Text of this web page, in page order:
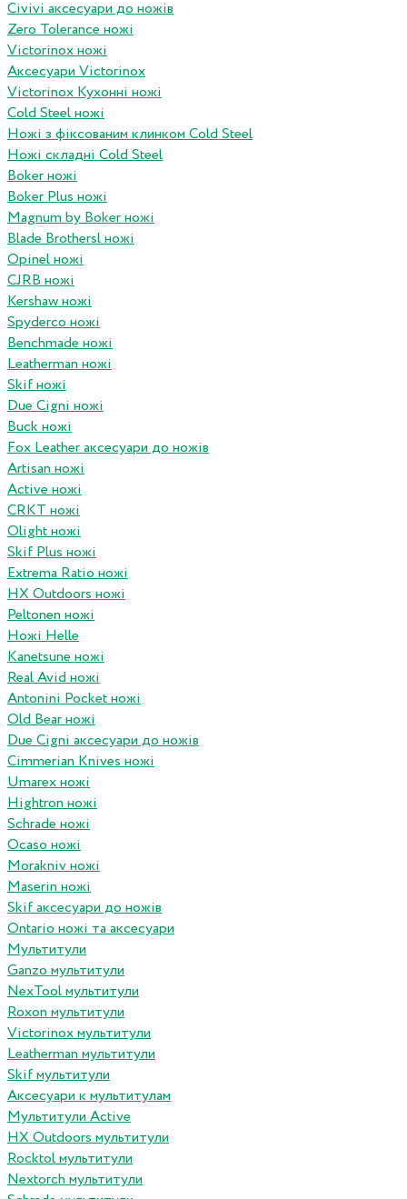
Civivi аксесуари до ножів
Zero Tolerance ножі
Victorinox ножі
Аксесуари Victorinox
Victorinox Кухонні ножі
Cold Steel ножі
Ножі з фіксованим клинком Cold Steel
Ножі складні Cold Steel
Boker ножі
Boker Plus ножі
Magnum by Boker ножі
Blade Brothersl ножі
Opinel ножі
CJRB ножі
Kershaw ножі
Spyderco ножі
Benchmade ножі
Leatherman ножі
Skif ножі
Due Cigni ножі
Buck ножі
Fox Leather аксесуари до ножів
Artisan ножі
Active ножі
CRKT ножі
Olight ножі
Skif Plus ножі
Extrema Ratio ножі
HX Outdoors ножі
Peltonen ножі
Ножі Helle
Kanetsune ножі
Real Avid ножі
Antonini Pocket ножі
Old Bear ножі
Due Cigni аксесуари до ножів
Cimmerian Knives ножі
Umarex ножі
Hightron ножі
Schrade ножі
Ocaso ножі
Morakniv ножі
Maserin ножі
Skif аксесуари до ножів
Ontario ножі та аксесуари
Мультитули
Ganzo мультитули
NexTool мультитули
Roxon мультитули
Victorinox мультитули
Leatherman мультитули
Skif мультитули
Аксесуари к мультитулам
Мультитули Active
HX Outdoors мультитули
Rocktol мультитули
Nextorch мультитули